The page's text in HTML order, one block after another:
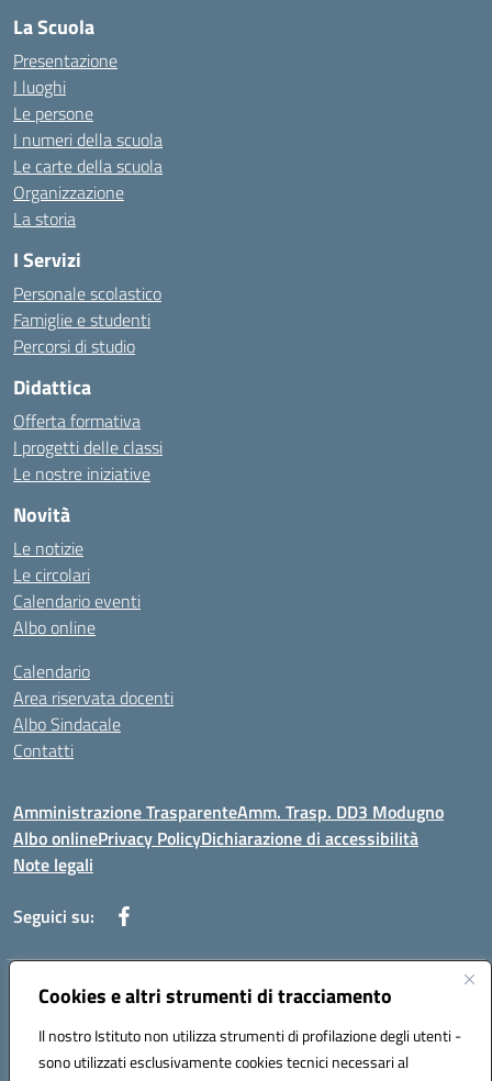
Cookies e altri strumenti di tracciamento
Il nostro Istituto non utilizza strumenti di profilazione degli utenti -
sono utilizzati esclusivamente cookies tecnici necessari al
La Scuola
Presentazione
I luoghi
Le persone
I numeri della scuola
Le carte della scuola
Organizzazione
La storia
I Servizi
Personale scolastico
Famiglie e studenti
Percorsi di studio
Didattica
Offerta formativa
I progetti delle classi
Le nostre iniziative
Novità
Le notizie
Le circolari
Calendario eventi
Albo online
Calendario
Area riservata docenti
Albo Sindacale
Contatti
Amministrazione TrasparenteAmm. Trasp. DD3 Modugno
Albo onlinePrivacy PolicyDichiarazione di accessibilità
Note legali
Seguici su:
Indirizzo:Via Magna Grecia, 1 - 70026 Modugno (Bari)
Posta elettronica certificata (PEC):baic8ap005@pec.istruzione.it